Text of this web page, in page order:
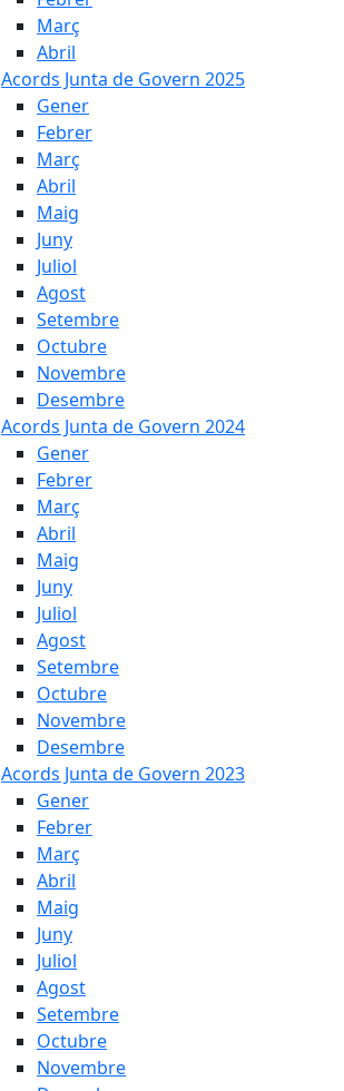
Març
Abril
Acords Junta de Govern 2025
Gener
Febrer
Març
Abril
Maig
Juny
Juliol
Agost
Setembre
Octubre
Novembre
Desembre
Acords Junta de Govern 2024
Gener
Febrer
Març
Abril
Maig
Juny
Juliol
Agost
Setembre
Octubre
Novembre
Desembre
Acords Junta de Govern 2023
Gener
Febrer
Març
Abril
Maig
Juny
Juliol
Agost
Setembre
Octubre
Novembre